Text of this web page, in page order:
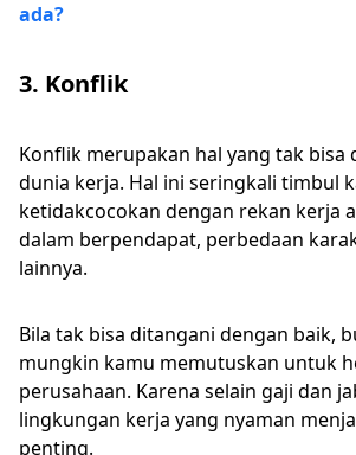
ada?
3. Konflik
Konflik merupakan hal yang tak bisa
dunia kerja. Hal ini seringkali timbul
ketidakcocokan dengan rekan kerja
dalam berpendapat, perbedaan
lainnya.
Bila tak bisa ditangani dengan baik,
mungkin kamu memutuskan untuk
perusahaan. Karena selain gaji dan
lingkungan kerja yang nyaman
penting.